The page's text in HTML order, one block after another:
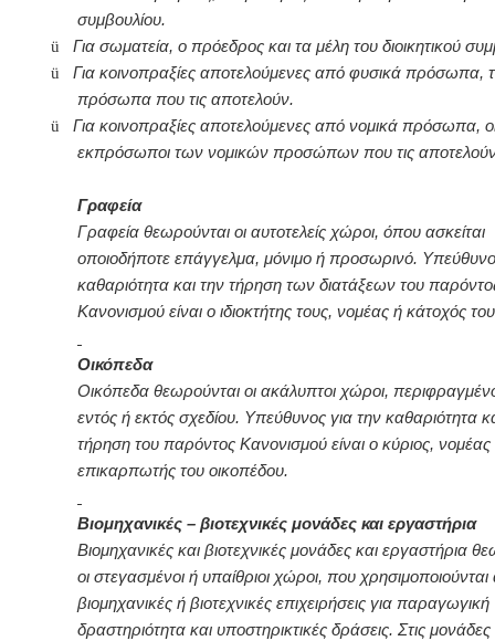
συμβουλίου.
ü
Για σωματεία, ο πρόεδρος και τα μέλη του διοικητικού
ü
Για κοινοπραξίες αποτελούμενες από φυσικά πρόσωπα,
πρόσωπα που τις αποτελούν.
ü
Για κοινοπραξίες αποτελούμενες από νομικά πρόσωπα, οι
εκπρόσωποι των νομικών προσώπων που τις
Γραφεία
Γραφεία θεωρούνται οι αυτοτελείς χώροι, όπου ασκείται
οποιοδήποτε επάγγελμα, μόνιμο ή προσωρινό.
καθαριότητα και την τήρηση των διατάξεων του
Κανονισμού είναι ο ιδιοκτήτης τους, νομέας ή κάτοχός
Οικόπεδα
Οικόπεδα θεωρούνται οι ακάλυπτοι χώροι,
εντός ή εκτός σχεδίου. Υπεύθυνος για την καθαριότητα
τήρηση του παρόντος Κανονισμού είναι ο κύριος, νομέας
επικαρπωτής του οικοπέδου.
Βιομηχανικές – βιοτεχνικές μονάδες και εργαστήρια
Βιομηχανικές και βιοτεχνικές μονάδες και εργαστήρια
οι στεγασμένοι ή υπαίθριοι χώροι, που
βιομηχανικές ή βιοτεχνικές επιχειρήσεις για παραγωγική
δραστηριότητα και υποστηρικτικές δράσεις. Στις